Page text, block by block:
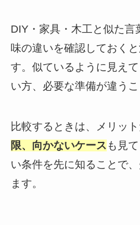
DIY・家具・木工と似た
味の違いを確認しておく
す。似ているように見え
い方、必要な準備が違うこ
比較するときは、メリット
限、向かないケース も見
い条件を先に知ることで
ます。